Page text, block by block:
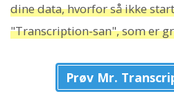
dine data, hvorfor så ikke
"Transcription-san", som er
Prøv Mr.